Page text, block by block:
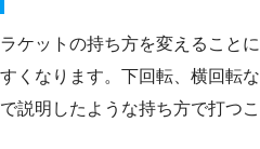
ラケットの持ち方を変えること
すくなります。下回転、横回転
で説明したような持ち方で打つ